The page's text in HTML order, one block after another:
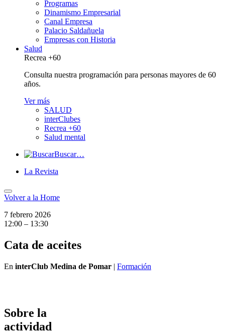
Programas
Dinamismo Empresarial
Canal Empresa
Palacio Saldañuela
Empresas con Historia
Salud
Recrea +60
Consulta nuestra programación para personas mayores de 60
años.
Ver más
SALUD
interClubes
Recrea +60
Salud mental
Buscar…
La Revista
Volver a la Home
7 febrero 2026
12:00 – 13:30
Cata de aceites
En interClub Medina de Pomar | Formación
Sobre la
actividad